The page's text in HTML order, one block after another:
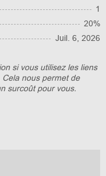
1
20%
Juil. 6, 2026
si vous utilisez les liens
nous permet de
surcoût pour vous.